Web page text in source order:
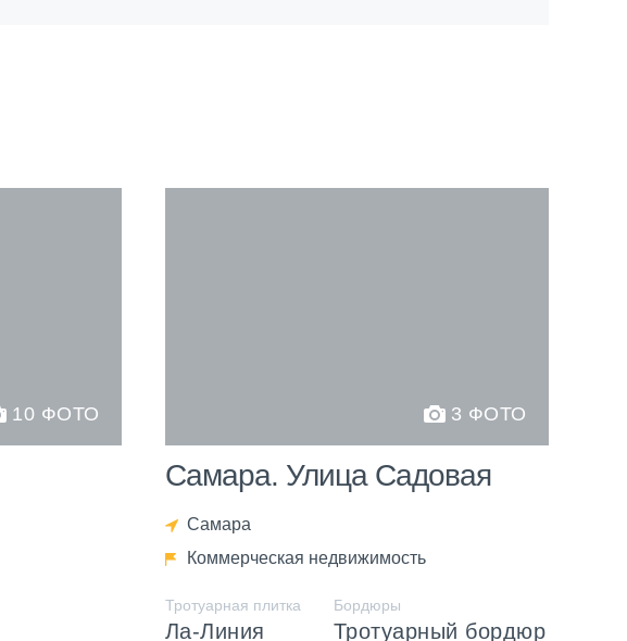
10 ФОТО 3 ФОТО
Самара. Улица Садовая
Самара
Коммерческая недвижимость
Тротуарная плитка
Ла-Линия
Бордюры
Тротуарный бордюр